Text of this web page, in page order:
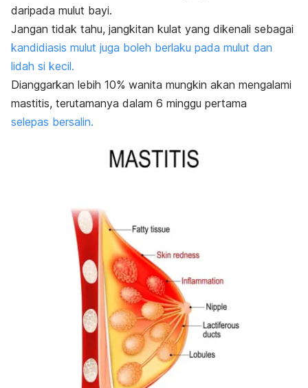
daripada mulut bayi.
Jangan tidak tahu, jangkitan kulat yang dikenali sebagai
kandidiasis mulut juga boleh berlaku pada mulut dan
lidah si kecil.
Dianggarkan lebih 10% wanita mungkin akan mengalami
mastitis, terutamanya dalam 6 minggu pertama
selepas bersalin.